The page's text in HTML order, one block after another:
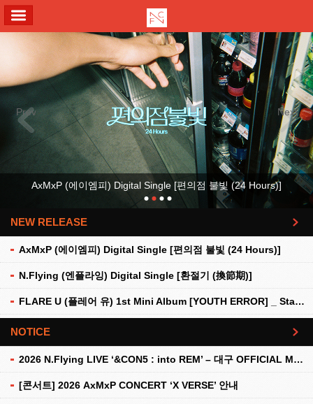
Previous Next
AxMxP (에이엠피) Digital Single [편의점 불빛 (24 Hours)]
NEW RELEASE
AxMxP (에이엠피) Digital Single [편의점 불빛 (24 Hours)]
N.Flying (엔플라잉) Digital Single [환절기 (換節期)]
FLARE U (플레어 유) 1st Mini Album [YOUTH ERROR] _ Stationery Kit Ver.
더보기
NOTICE
2026 N.Flying LIVE ‘&CON5 : into REM’ – 대구 OFFICIAL MD 현장 판매 안내
[콘서트] 2026 AxMxP CONCERT ‘X VERSE’ 안내
더보기